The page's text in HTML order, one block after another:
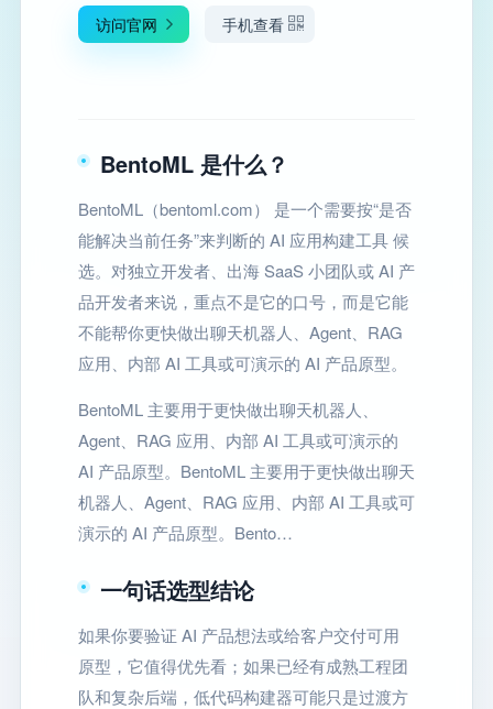
访问官网 手机查看
BentoML 是什么？
BentoML（bentoml.com） 是一个需要按“是否
能解决当前任务”来判断的 AI 应用构建工具 候
选。对独立开发者、出海 SaaS 小团队或 AI 产
品开发者来说，重点不是它的口号，而是它能
不能帮你更快做出聊天机器人、Agent、RAG
应用、内部 AI 工具或可演示的 AI 产品原型。
BentoML 主要用于更快做出聊天机器人、
Agent、RAG 应用、内部 AI 工具或可演示的
AI 产品原型。BentoML 主要用于更快做出聊天
机器人、Agent、RAG 应用、内部 AI 工具或可
演示的 AI 产品原型。Bento…
一句话选型结论
如果你要验证 AI 产品想法或给客户交付可用
原型，它值得优先看；如果已经有成熟工程团
队和复杂后端，低代码构建器可能只是过渡方